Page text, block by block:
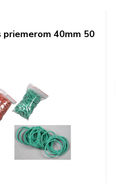
priemerom 40mm 50